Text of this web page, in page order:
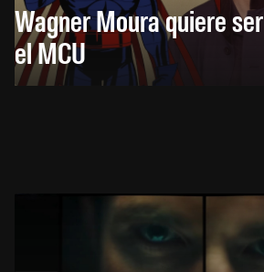
Wagner Moura quiere
el MCU